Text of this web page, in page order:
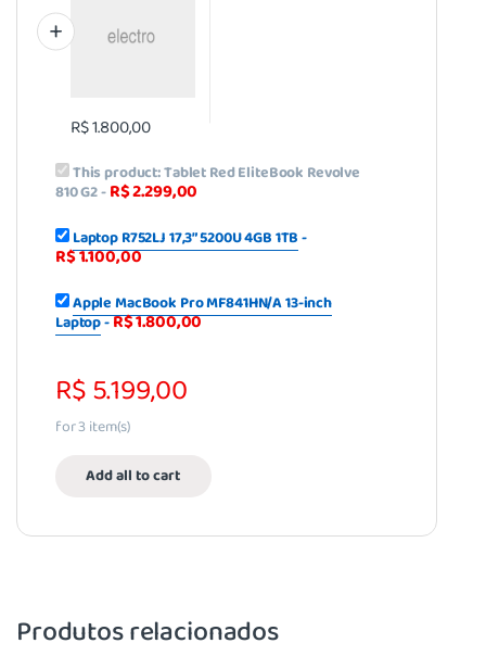
R$1.800,00
This product:Tablet Red EliteBook Revolve
810 G2-R$2.299,00
Laptop R752LJ 17,3” 5200U 4GB 1TB-
R$1.100,00
Apple MacBook Pro MF841HN/A 13-inch
Laptop-R$1.800,00
R$5.199,00
for3 item(s)
Add all to cart
Produtos relacionados